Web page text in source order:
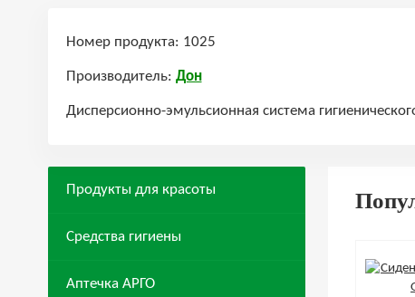
Номер продукта: 1025
Производитель: Дон
Дисперсионно-эмульсионная система
Продукты для красоты
Средства гигиены
Аптечка АРГО